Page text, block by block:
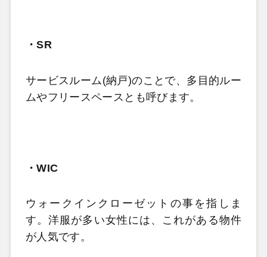
・SR
サービスルーム (納戸)のことで、多目的ルー
ムやフリースペースとも呼びます。
・WIC
ウォークインクローゼットの事を指しま
す。洋服が多い女性には、これがある物件
が人気です。